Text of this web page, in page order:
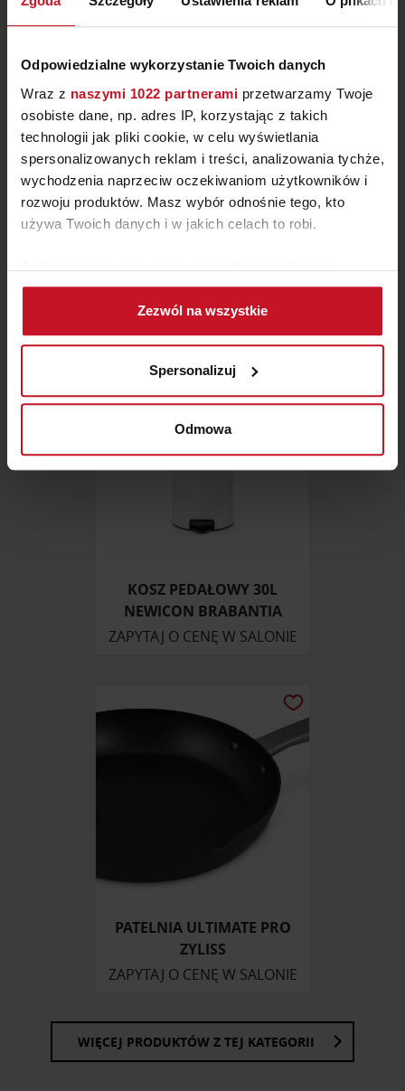
Odpowiedzialne wykorzystanie Twoich danych
Wraz z naszymi 1022 partnerami przetwarzamy Twoje
osobiste dane, np. adres IP, korzystając z takich
technologii jak pliki cookie, w celu wyświetlania
spersonalizowanych reklam i treści, analizowania tychże,
wychodzenia naprzeciw oczekiwaniom użytkowników i
rozwoju produktów. Masz wybór odnośnie tego, kto
używa Twoich danych i w jakich celach to robi.
Jeśli wyrazisz na to zgodę, chcielibyśmy również:
Gromadzić dane dotyczące Twojej lokalizacji
geograficznej z dokładnością nawet do kilku metrów
Identyfikować Twoje urządzenie, aktywnie
(fingerprinting, czyli wirtualny odcisk palca)
Dowiedz się więcej odnośnie tego, jak Twoje osobiste
dane są przetwarzane oraz ustaw własne preferencje w
zmienić lub wycofać swoją zgodę w dowolnej chwili.
i reklam, aby oferować funkcje społecznościowe i
społecznościowym, reklamowym i analitycznym.
Partnerzy mogą połączyć te informacje z innymi danymi
otrzymanymi od Ciebie lub uzyskanymi podczas
Zezwól na wszystkie
Spersonalizuj
Odmowa
GUILLOCHE
KOSZ PEDAŁOWY 30L
NEWICON BRABANTIA
ZAPYTAJ O CENĘ W SALONIE
PATELNIA ULTIMATE PRO
ZYLISS
ZAPYTAJ O CENĘ W SALONIE
WIĘCEJ PRODUKTÓW Z TEJ KATEGORII